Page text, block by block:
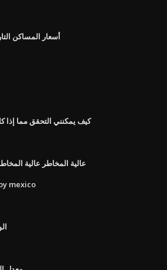
أسعار المساكن
كيف يمكنني التحقق مما
عالية المخاطر عالية
mexico